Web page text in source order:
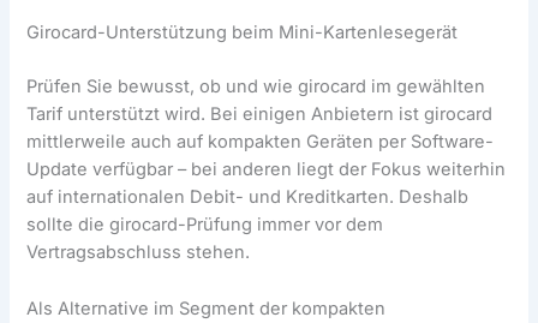
Girocard-Unterstützung beim Mini-Kartenlesegerät
Prüfen Sie bewusst, ob und wie girocard im gewählten
Tarif unterstützt wird. Bei einigen Anbietern ist girocard
mittlerweile auch auf kompakten Geräten per Software-
Update verfügbar – bei anderen liegt der Fokus weiterhin
auf internationalen Debit- und Kreditkarten. Deshalb
sollte die girocard-Prüfung immer vor dem
Vertragsabschluss stehen.
Als Alternative im Segment der kompakten